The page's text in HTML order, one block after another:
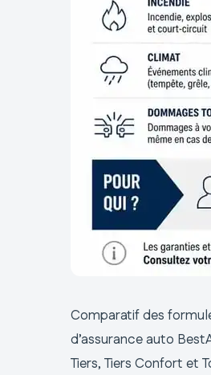
Comparatif des
d’assurance auto
Tiers, Tiers Confort et